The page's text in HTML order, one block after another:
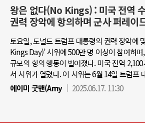
왕은 없다(No Kings) : 미국 전역
권력 장악에 항의하며 군사 퍼레이
토요일, 도널드 트럼프 대통령의 권력 장악에
Kings Day)’ 시위에 500만 명 이상이 참여하
규모의 항의 행동이 벌어졌다. 미국 전역
서 시위가 열렸다. 이 시위는 6월 14일 트럼프
에이미 굿맨(Amy
2025.06.17. 11:30